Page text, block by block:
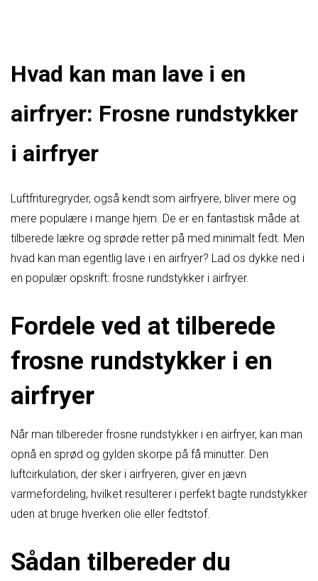
Hvad kan man lave i en
airfryer: Frosne rundstykker
i airfryer
Luftfrituregryder, også kendt som airfryere, bliver mere og
mere populære i mange hjem. De er en fantastisk måde at
tilberede lækre og sprøde retter på med minimalt fedt. Men
hvad kan man egentlig lave i en airfryer? Lad os dykke ned i
en populær opskrift: frosne rundstykker i airfryer.
Fordele ved at tilberede
frosne rundstykker i en
airfryer
Når man tilbereder frosne rundstykker i en airfryer, kan man
opnå en sprød og gylden skorpe på få minutter. Den
luftcirkulation, der sker i airfryeren, giver en jævn
varmefordeling, hvilket resulterer i perfekt bagte rundstykker
uden at bruge hverken olie eller fedtstof.
Sådan tilbereder du